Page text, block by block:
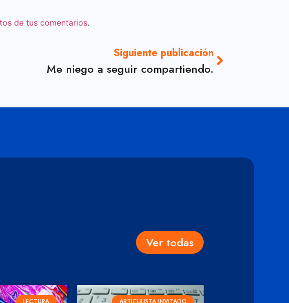
de tus comentarios.
Siguiente publicación
Me niego a seguir compartiendo.
Ver todas